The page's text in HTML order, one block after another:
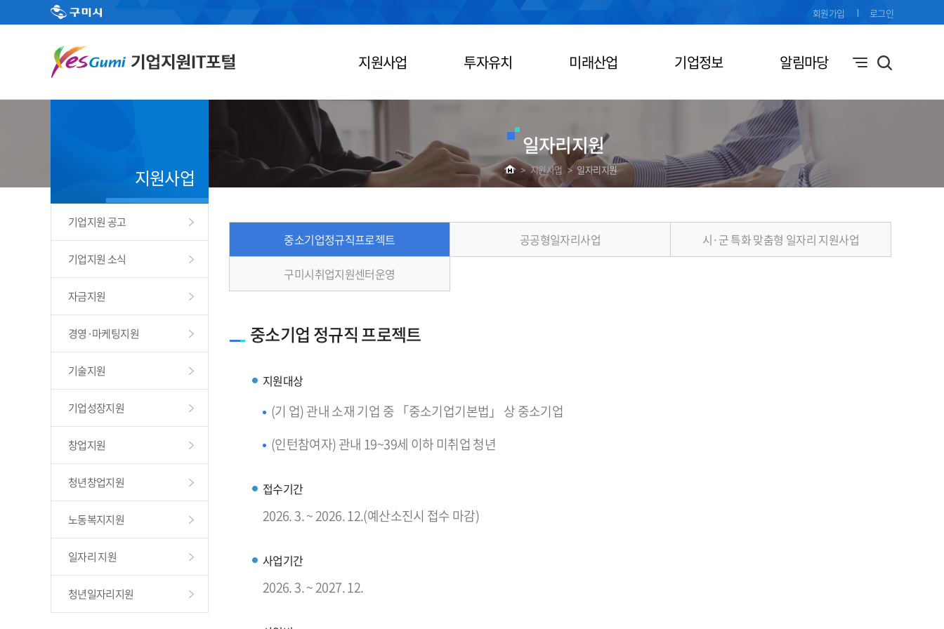
지원사업 투자유치 미래산업 기업정보 알림마당
회원가입 로그인
일자리지원
> 지원사업 > 일자리지원
지원사업
기업지원 공고
기업지원 소식
자금지원
경영·마케팅지원
기술지원
기업성장지원
창업지원
청년창업지원
노동복지지원
일자리 지원
청년일자리지원
중소기업정규직프로젝트 공공형일자리사업 시·군 특화 맞춤형 일자리 지원사업
구미시취업지원센터운영
중소기업 정규직 프로젝트
지원대상
(기 업) 관내 소재 기업 중 「중소기업기본법」 상 중소기업
(인턴참여자) 관내 19~39세 이하 미취업 청년
접수기간
2026. 3. ~ 2026. 12.(예산소진시 접수 마감)
사업기간
2026. 3. ~ 2027. 12.